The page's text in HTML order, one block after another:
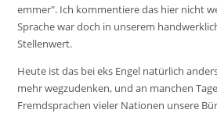
emmer". Ich kommentiere das hier nicht
Sprache war doch in unserem
Stellenwert.
Heute ist das bei eks Engel natürlich
mehr wegzudenken, und an manchen
Fremdsprachen vieler Nationen unsere